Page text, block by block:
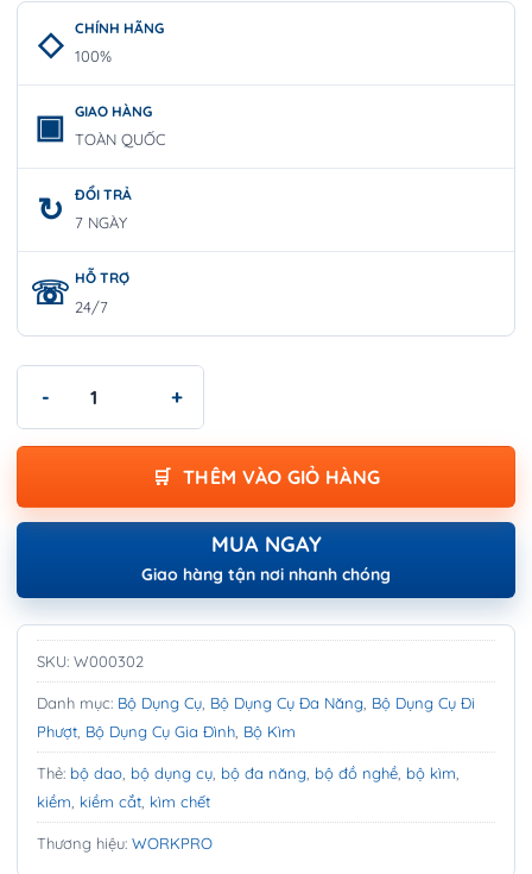
CHÍNH HÃNG
100%
GIAO HÀNG
TOÀN QUỐC
ĐỔI TRẢ
7 NGÀY
HỖ TRỢ
24/7
THÊM VÀO GIỎ HÀNG
MUA NGAY
Giao hàng tận nơi nhanh chóng
SKU: W000302
Danh mục: Bộ Dụng Cụ Bộ Dụng Cụ Đa Năng Bộ Dụng Cụ Đi
Phượt Bộ Dụng Cụ Gia Đình Bộ Kìm
Thẻ: bộ dao bộ dụng cụ bộ đa năng bộ đồ nghề bộ kìm
kiềm kiềm cắt kìm chết
Thương hiệu: WORKPRO